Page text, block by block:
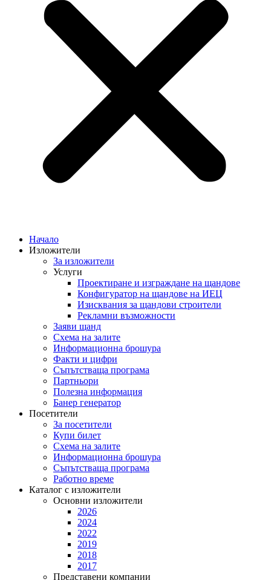
Начало
Изложители
За изложители
Услуги
Проектиране и изграждане на щандове
Конфигуратор на щандове на ИЕЦ
Изисквания за щандови строители
Рекламни възможности
Заяви щанд
Схема на залите
Информационна брошура
Факти и цифри
Съпътстваща програма
Партньори
Полезна информация
Банер генератор
Посетители
За посетители
Купи билет
Схема на залите
Информационна брошура
Съпътстваща програма
Работно време
Каталог с изложители
Основни изложители
2026
2024
2022
2019
2018
2017
Представени компании